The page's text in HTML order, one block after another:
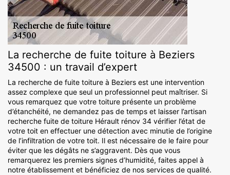
La recherche de fuite toiture à Beziers
34500 : un travail d’expert
La recherche de fuite toiture à Beziers est une intervention
assez complexe que seul un professionnel peut maîtriser. Si
vous remarquez que votre toiture présente un problème
d’étanchéité, ne demandez pas de temps et laisser l’artisan
recherche fuite de toiture Hérault rénov 34 vérifier l’état de
votre toit en effectuer une détection avec minutie de l’origine
de l’infiltration de votre toit. Il est nécessaire de le faire pour
éviter que les dégâts ne s’aggravent. Dès que vous
remarquerez les premiers signes d’humidité, faites appel à
notre établissement et bénéficiez de nos services de qualité.